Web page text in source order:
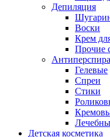
Депиляция
Воски
Крем
Прочие
Гелевые
Спреи
Стики
Детская косметика